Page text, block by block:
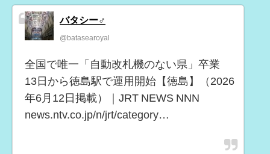
バタシー♂
@batasearoyal
全国で唯一「自動改札機のない県」卒業
13日から徳島駅で運用開始【徳島】（2026
年6月12日掲載）｜JRT NEWS NNN
news.ntv.co.jp/n/jrt/category…